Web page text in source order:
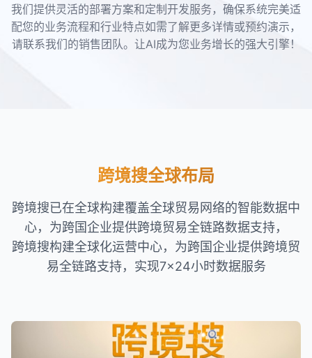
我们提供灵活的部署方案和定制开发服务，确保系统完美适
配您的业务流程和行业特点如需了解更多详情或预约演示，
请联系我们的销售团队。让AI成为您业务增长的强大引擎！
跨境搜全球布局
跨境搜已在全球构建覆盖全球贸易网络的智能数据中
心，为跨国企业提供跨境贸易全链路数据支持，
跨境搜构建全球化运营中心，为跨国企业提供跨境贸
易全链路支持，实现7×24小时数据服务